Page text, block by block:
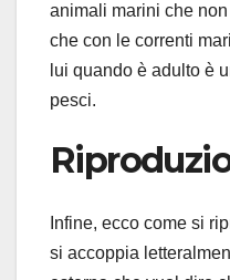
animali marini che
che con le correnti
lui quando è adulto è
pesci.
Infine, ecco come si
si accoppia